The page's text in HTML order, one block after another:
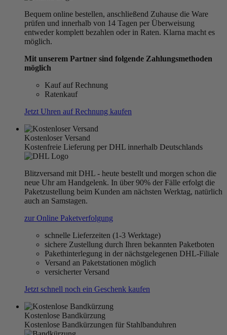
Bequem online bestellen, anschließend Zuhause die Ware
prüfen und innerhalb von 14 Tagen per Überweisung
entweder komplett bezahlen oder in Raten. Klarna macht es
möglich.
Mit unserem Partner sind folgende Zahlungsmethoden
möglich
Kauf auf Rechnung
Ratenkauf
Jetzt Uhren auf Rechnung kaufen
Kostenloser Versand
Kostenfreie Lieferung per DHL innerhalb Deutschlands
Blitzversand mit DHL - heute bestellt und morgen schon die
neue Uhr am Handgelenk. In über 90% der Fälle erfolgt die
Paketzustellung beim Kunden am nächsten Werktag, natürlich
auch an Samstagen.
zur Online Paketverfolgung
schnelle Lieferzeiten (1-3 Werktage)
sichere Zustellung durch Ihren bekannten Paketboten
Pakethinterlegung in der nächstgelegenen DHL-Filiale
Versand an Paketstationen möglich
versicherter Versand
Jetzt schnell noch ein Geschenk kaufen
Kostenlose Bandkürzung
Kostenlose Bandkürzungen für Stahlbanduhren